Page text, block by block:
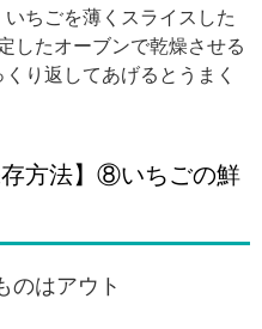
ちごを薄くスライスした
したオーブンで乾燥させる
り返してあげるとうまく
存方法】⑧いちごの鮮
のはアウト